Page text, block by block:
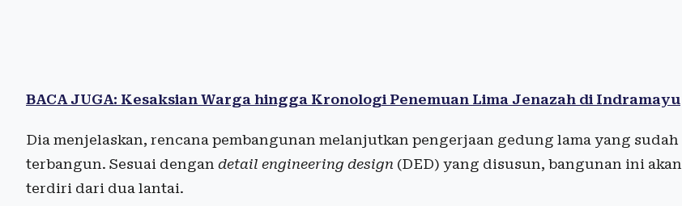
BACA JUGA: Kesaksian Warga hingga Kronologi Penemuan Lima Jenazah di Indramayu
Dia menjelaskan, rencana pembangunan melanjutkan pengerjaan gedung lama yang sudah
terbangun. Sesuai dengan detail engineering design (DED) yang disusun, bangunan ini akan
terdiri dari dua lantai.